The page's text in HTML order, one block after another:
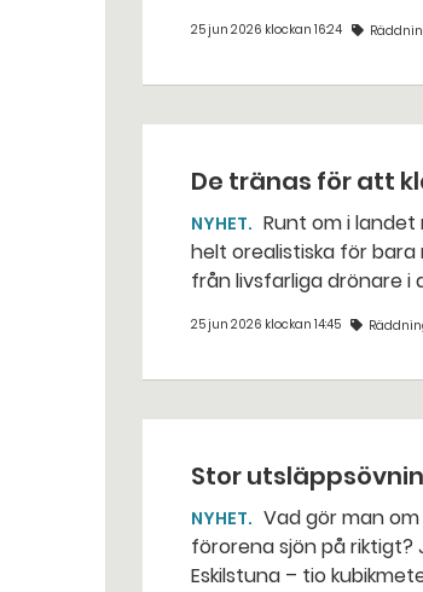
25 jun 2026 klockan 16:24
De tränas för att
NYHET
helt orealistiska för
från livsfarliga drönare
25 jun 2026 klockan 14:45
Stor
NYHET
förorena sjön på riktigt? Jo, man släpper ut popcorn i stället. Det gjorde räddningstjänsten i
Eskilstuna – tio